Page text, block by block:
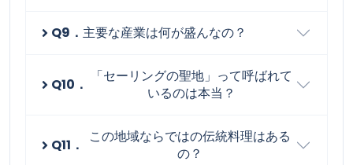
Q9．主要な産業は何が盛んなの？
Q10．
「セーリングの聖地」って呼ばれて
いるのは本当？
Q11．
この地域ならではの伝統料理はある
の？